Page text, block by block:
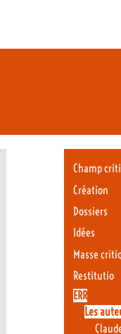
Champ
Création
Dossiers
Idées
Masse
Restitutio
ERR
Les